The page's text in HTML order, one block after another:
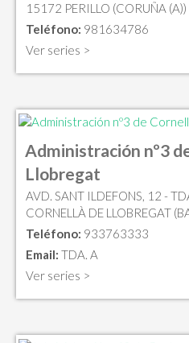
15172 PERILLO (CORUÑA (A))
Teléfono: 981634786
Ver series >
Administración nº3
Llobregat
AVD. SANT ILDEFONS, 12 -
CORNELLÀ DE LLOBREGAT
Teléfono: 933763333
Email: TDA. A
Ver series >